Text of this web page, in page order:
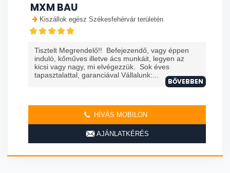
MXM BAU
Kiszállok egész Székesfehérvár területén
Tisztelt Megrendelő!! Befejezendő, vagy éppen
induló, kőműves illetve ács munkáit, legyen az
kicsi vagy nagy, mi elvégezzük. Sok éves
tapasztalattal, garanciával Vállalunk:...
BŐVEBBEN
HÍVÁS MOBILON
AJÁNLATKÉRÉS